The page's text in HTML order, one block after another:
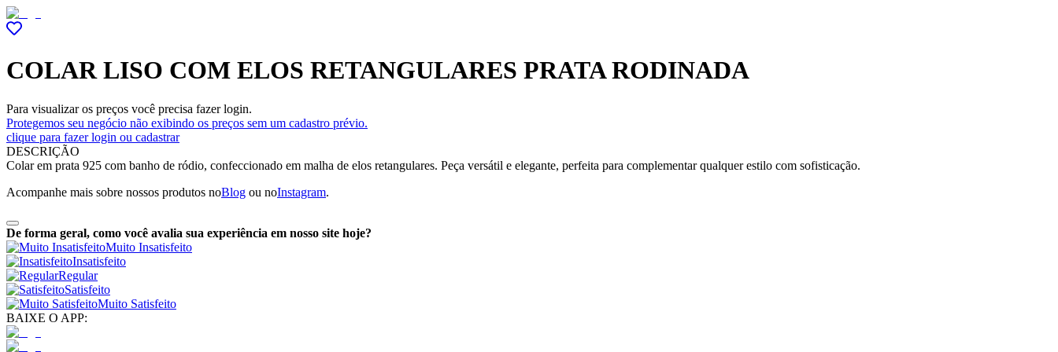
COLAR LISO COM ELOS RETANGULARES PRATA RODINADA
Para visualizar os preços você precisa fazer login.
Protegemos seu negócio não exibindo os preços sem um cadastro prévio.
clique para fazer login ou cadastrar
DESCRIÇÃO
Colar em prata 925 com banho de ródio, confeccionado em malha de elos retangulares. Peça versátil e elegante, perfeita para complementar qualquer estilo com sofisticação.
Acompanhe mais sobre nossos produtos noBlog ou noInstagram.
De forma geral, como você avalia sua experiência em nosso site hoje?
Muito Insatisfeito
Insatisfeito
Regular
Satisfeito
Muito Satisfeito
BAIXE O APP: